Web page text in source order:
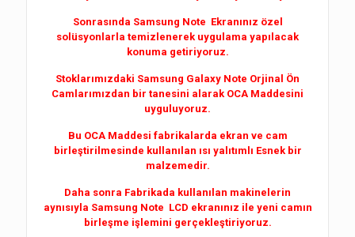
Sonrasında Samsung Note Ekranınız özel
solüsyonlarla temizlenerek uygulama yapılacak
konuma getiriyoruz.
Stoklarımızdaki Samsung Galaxy Note Orjinal Ön
Camlarımızdan bir tanesini alarak OCA Maddesini
uyguluyoruz.
Bu OCA Maddesi fabrikalarda ekran ve cam
birleştirilmesinde kullanılan ısı yalıtımlı Esnek bir
malzemedir.
Daha sonra Fabrikada kullanılan makinelerin
aynısıyla Samsung Note LCD ekranınız ile yeni camın
birleşme işlemini gerçekleştiriyoruz.